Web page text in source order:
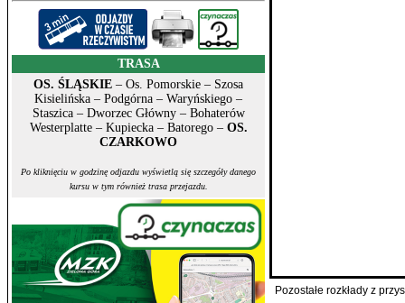
TRASA
OS. ŚLĄSKIE – Os. Pomorskie – Szosa
Kisielińska – Podgórna – Waryńskiego –
Staszica – Dworzec Główny – Bohaterów
Westerplatte – Kupiecka – Batorego – OS.
CZARKOWO
Po kliknięciu w godzinę odjazdu wyświetlą się szczegóły danego
kursu w tym również trasa przejazdu.
Pozostałe rozkłady z